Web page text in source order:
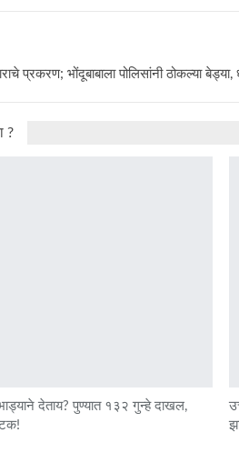
प्रकरण; भोंदूबाबाला पोलिसांनी ठोकल्या बेड्या,
?
देताय? पुण्यात १३२ गुन्हे दाखल,